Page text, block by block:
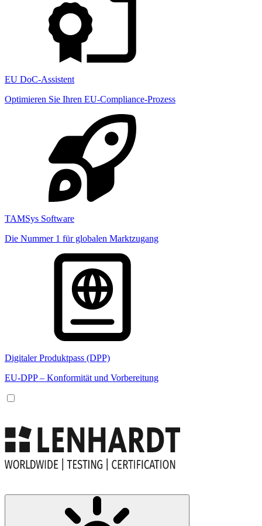
EU DoC-Assistent
Optimieren Sie Ihren EU-Compliance-Prozess
TAMSys Software
Die Nummer 1 für globalen Marktzugang
Digitaler Produktpass (DPP)
EU-DPP – Konformität und Vorbereitung